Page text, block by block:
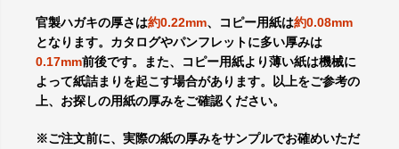
官製ハガキの厚さは約0.22mm、コピー用紙は約0.08mm
となります。カタログやパンフレットに多い厚みは
0.17mm前後です。また、コピー用紙より薄い紙は機械に
よって紙詰まりを起こす場合があります。以上をご参考の
上、お探しの用紙の厚みをご確認ください。
※ご注文前に、実際の紙の厚みをサンプルでお確めいただ